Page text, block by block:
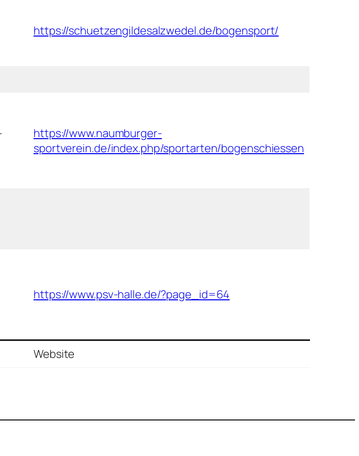
https://schuetzengildesalzwedel.de/bogensport/
https://www.naumburger-
sportverein.de/index.php/sportarten/bogenschiessen
https://www.psv-halle.de/?page_id=64
Website